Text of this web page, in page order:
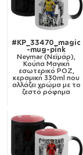
#KP_33470_magic
-mug-pink
Neymar (Νεϊμάρ),
Κούπα Μαγική
εσωτερικό ΡΟΖ,
κεραμική 330ml που
αλλάζει χρώμα με το
ζεστό ρόφημα